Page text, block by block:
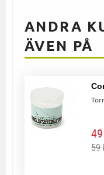
ANDRA
ÄVEN PÅ
49
59